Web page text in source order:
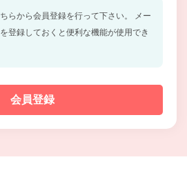
らから会員登録を行って下さい。
メー
登録しておくと便利な機能が使用でき
会員登録